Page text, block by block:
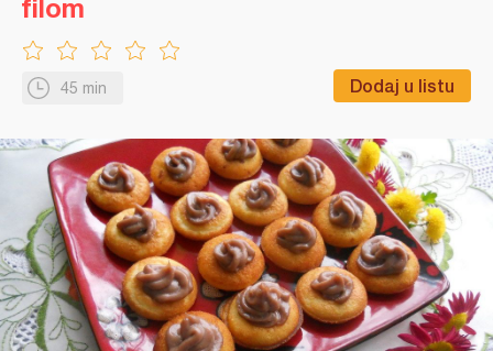
45 min Dodaj u listu
filom